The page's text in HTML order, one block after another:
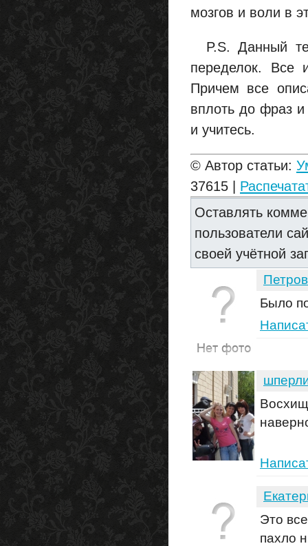
мозгов и воли в
P.S. Данный
переделок. Все
Причем все
вплоть до фраз
и учитесь.
© Автор статьи:
37615 |
Оставлять
пользователи
своей учётной
Было
Это
пахло